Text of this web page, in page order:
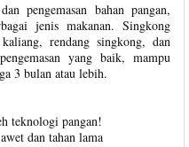
pengemasan bahan pangan,
jenis makanan. Singkong
rendang singkong, dan
yang baik, mampu
3 bulan atau lebih.
teknologi pangan!
dan tahan lama